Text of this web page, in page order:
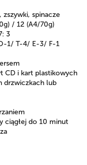
zszywki, spinacze
/ 12 (A4/70g)
3
1/ T-4/ E-3/ F-1
CD i kart plastikowych
drzwiczkach lub
ciągłej do 10 minut